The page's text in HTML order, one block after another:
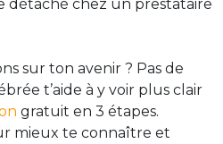
détaché chez un prestataire
sur ton avenir ? Pas de
t’aide à y voir plus clair
gratuit en 3 étapes.
mieux te connaître et